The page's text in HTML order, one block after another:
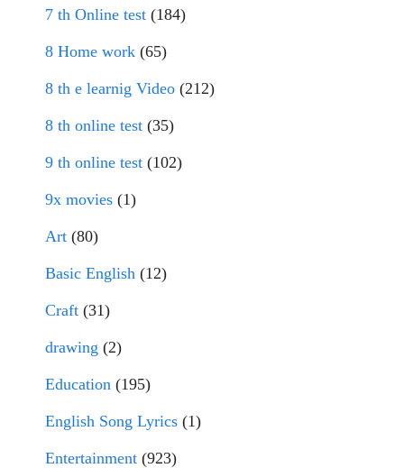
7 th Online test (184)
8 Home work (65)
8 th e learnig Video (212)
8 th online test (35)
9 th online test (102)
9x movies (1)
Art (80)
Basic English (12)
Craft (31)
drawing (2)
Education (195)
English Song Lyrics (1)
Entertainment (923)